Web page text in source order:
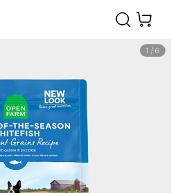
1 / 6